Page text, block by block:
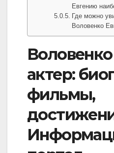
Евгению
Где можно
Воловенко
актер:
фильмы,